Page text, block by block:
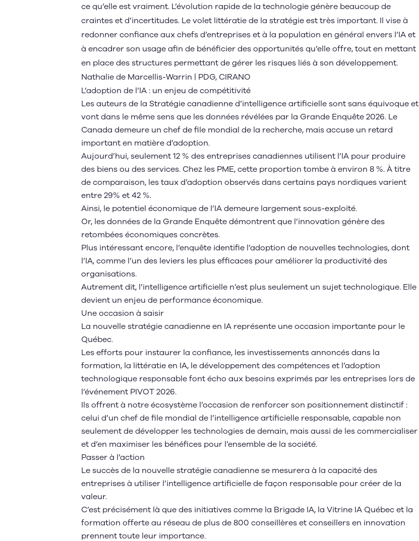
ce qu’elle est vraiment. L’évolution rapide de la technologie génère beaucoup de
craintes et d’incertitudes. Le volet littératie de la stratégie est très important. Il vise à
redonner confiance aux chefs d’entreprises et à la population en général envers l’IA et
à encadrer son usage afin de bénéficier des opportunités qu’elle offre, tout en mettant
en place des structures permettant de gérer les risques liés à son développement.
Nathalie de Marcellis-Warrin | PDG, CIRANO
L’adoption de l’IA : un enjeu de compétitivité
Les auteurs de la Stratégie canadienne d’intelligence artificielle sont sans équivoque et
vont dans le même sens que les données révélées par la Grande Enquête 2026. Le
Canada demeure un chef de file mondial de la recherche, mais accuse un retard
important en matière d’adoption.
Aujourd’hui, seulement 12 % des entreprises canadiennes utilisent l’IA pour produire
des biens ou des services. Chez les PME, cette proportion tombe à environ 8 %. À titre
de comparaison, les taux d’adoption observés dans certains pays nordiques varient
entre 29% et 42 %.
Ainsi, le potentiel économique de l’IA demeure largement sous-exploité.
Or, les données de la Grande Enquête démontrent que l’innovation génère des
retombées économiques concrètes.
Plus intéressant encore, l’enquête identifie l’adoption de nouvelles technologies, dont
l’IA, comme l’un des leviers les plus efficaces pour améliorer la productivité des
organisations.
Autrement dit, l’intelligence artificielle n’est plus seulement un sujet technologique. Elle
devient un enjeu de performance économique.
Une occasion à saisir
La nouvelle stratégie canadienne en IA représente une occasion importante pour le
Québec.
Les efforts pour instaurer la confiance, les investissements annoncés dans la
formation, la littératie en IA, le développement des compétences et l’adoption
technologique responsable font écho aux besoins exprimés par les entreprises lors de
l’événement PIVOT 2026.
Ils offrent à notre écosystème l’occasion de renforcer son positionnement distinctif :
celui d’un chef de file mondial de l’intelligence artificielle responsable, capable non
seulement de développer les technologies de demain, mais aussi de les commercialiser
et d’en maximiser les bénéfices pour l’ensemble de la société.
Passer à l’action
Le succès de la nouvelle stratégie canadienne se mesurera à la capacité des
entreprises à utiliser l’intelligence artificielle de façon responsable pour créer de la
valeur.
C’est précisément là que des initiatives comme la Brigade IA, la Vitrine IA Québec et la
formation offerte au réseau de plus de 800 conseillères et conseillers en innovation
prennent toute leur importance.